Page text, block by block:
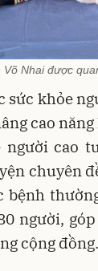
Nhai được
sức khỏe
cao
cao
chuyên
bệnh
người,
cộng đồng.